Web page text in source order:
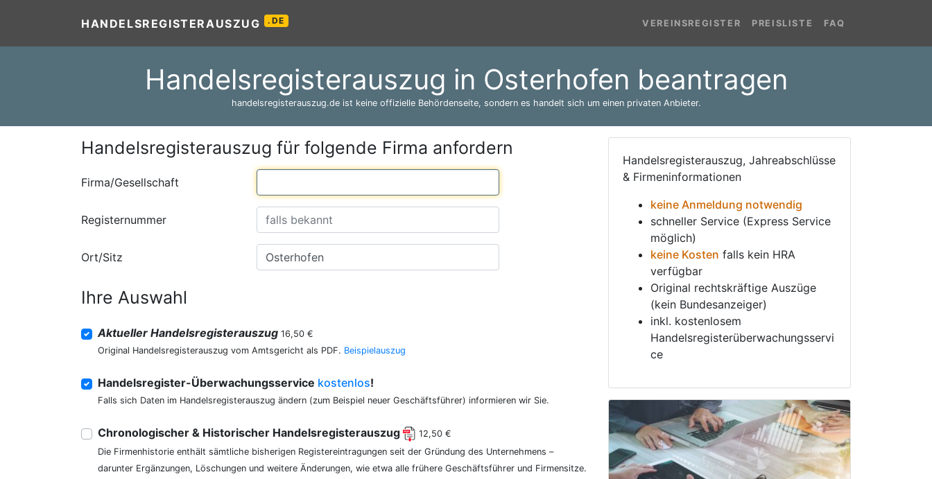
HANDELSREGISTERAUSZUG .DE VEREINSREGISTER PREISLISTE FAQ
Handelsregisterauszug in Osterhofen beantragen
handelsregisterauszug.de ist keine offizielle Behördenseite, sondern es handelt sich um einen privaten Anbieter.
Handelsregisterauszug für folgende Firma anfordern
Firma/Gesellschaft
Registernummer
Ort/Sitz
Ihre Auswahl
Aktueller Handelsregisterauszug 16,50 €
Original Handelsregisterauszug vom Amtsgericht als PDF. Beispielauszug
Handelsregister-Überwachungsservice kostenlos!
Falls sich Daten im Handelsregisterauszug ändern (zum Beispiel neuer Geschäftsführer) informieren wir Sie.
Chronologischer & Historischer Handelsregisterauszug
12,50 €
Die Firmenhistorie enthält sämtliche bisherigen Registereintragungen seit der Gründung des Unternehmens –
darunter Ergänzungen, Löschungen und weitere Änderungen, wie etwa alle frühere Geschäftsführer und Firmensitze.
Handelsregisterauszug, Jahreabschlüsse
& Firmeninformationen
keine Anmeldung notwendig
schneller Service (Express Service
möglich)
keine Kosten falls kein HRA
verfügbar
Original rechtskräftige Auszüge
(kein Bundesanzeiger)
inkl. kostenlosem
Handelsregisterüberwachungsservi
ce